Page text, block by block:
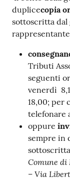
duplicecopia
sottoscritta
Tributi
seguenti
venerdì
18,00; per
telefonare
oppure
sempre in
Comune
– Via